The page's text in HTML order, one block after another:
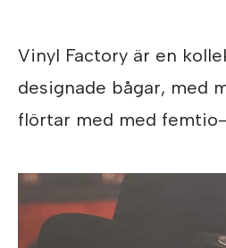
Vinyl Factory är en
designade bågar, med
flörtar med med